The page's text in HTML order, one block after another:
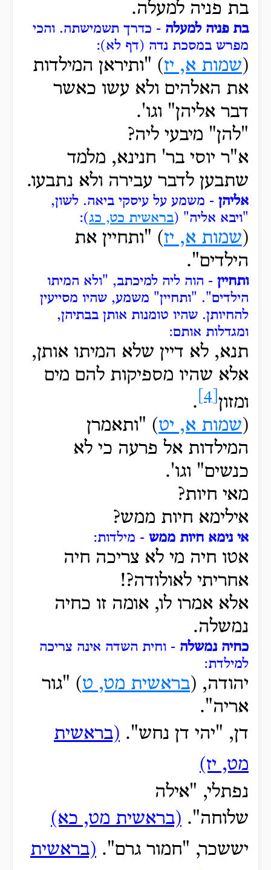
בת פניה למעלה.
בת פניה למעלה - כדרך תשמישתה. והכי
מפרש במסכת נדה (דף לא):
(שמות א, יז) "ותיראן המילדות
את האלהים ולא עשו כאשר
דבר אליהן" וגו'.
"להן" מיבעי ליה?
א"ר יוסי בר' חנינא, מלמד
שתבען לדבר עבירה ולא נתבעו.
אליהן - משמע על עיסקי ביאה. לשון,
"ויבא אליה" (בראשית כט, כג):
(שמות א, יז) "ותחיין את
הילדים".
ותחיין - הוה ליה למיכתב, "ולא המיתו
הילדים". "ותחיין" משמע, שהיו מסייעין
להחיותן. שהיו טומנות אותן בבתיהן,
ומגדלות אותם:
תנא, לא דיין שלא המיתו אותן,
אלא שהיו מספיקות להם מים
ומזון
.
(שמות א, יט) "ותאמרן
המילדות אל פרעה כי לא
כנשים" וגו'.
מאי חיות?
אילימא חיות ממש?
אי נימא חיות ממש - מילדות:
אטו חיה מי לא צריכה חיה
אחריתי לאולודה?!
אלא אמרו לו, אומה זו כחיה
נמשלה.
כחיה נמשלה - וחית השדה אינה צריכה
למילדת:
יהודה, (בראשית מט, ט) "גור
אריה".
דן, "יהי דן נחש". (בראשית
מט, יז)
נפתלי, "אילה
שלוחה". (בראשית מט, כא)
יששכר, "חמור גרם". (בראשית